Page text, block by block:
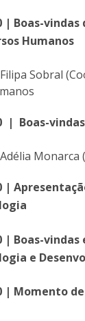
| Boas-
Humanos
Filipa Sobral
| Boas-
Adélia Monarca
|
| Boas-
e
| Momento